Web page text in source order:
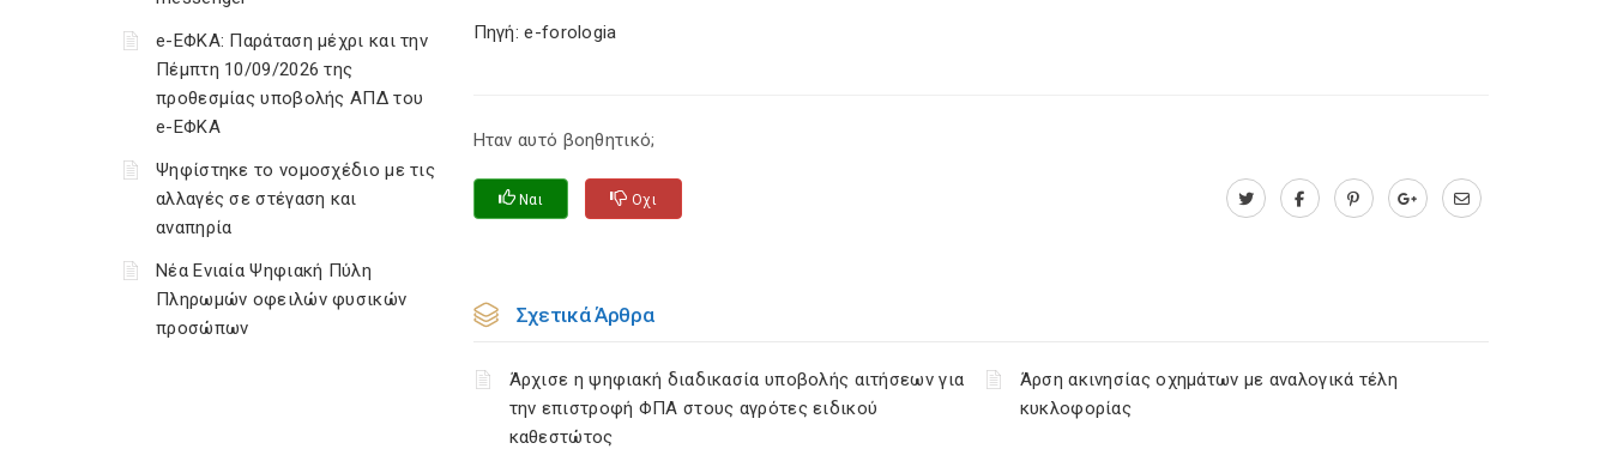
e-ΕΦΚΑ: Παράταση μέχρι και την
Πέμπτη 10/09/2026 της
προθεσμίας υποβολής ΑΠΔ του
e-ΕΦΚΑ
Ψηφίστηκε το νομοσχέδιο με τις
αλλαγές σε στέγαση και
αναπηρία
Νέα Ενιαία Ψηφιακή Πύλη
Πληρωμών οφειλών φυσικών
προσώπων
Πηγή: e-forologia
Ηταν αυτό βοηθητικό;
Ναι Οχι
Σχετικά Άρθρα
Άρχισε η ψηφιακή διαδικασία υποβολής αιτήσεων για
την επιστροφή ΦΠΑ στους αγρότες ειδικού
καθεστώτος
Άρση ακινησίας οχημάτων με αναλογικά τέλη
κυκλοφορίας